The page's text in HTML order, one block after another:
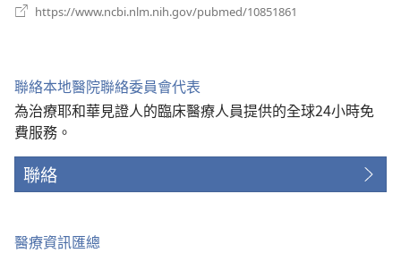
https://www.ncbi.nlm.nih.gov/pubmed/10851861
聯絡本地醫院聯絡委員會代表
為治療耶和華見證人的臨床醫療人員提供的全球24小時免
費服務。
聯絡
醫療資訊匯總